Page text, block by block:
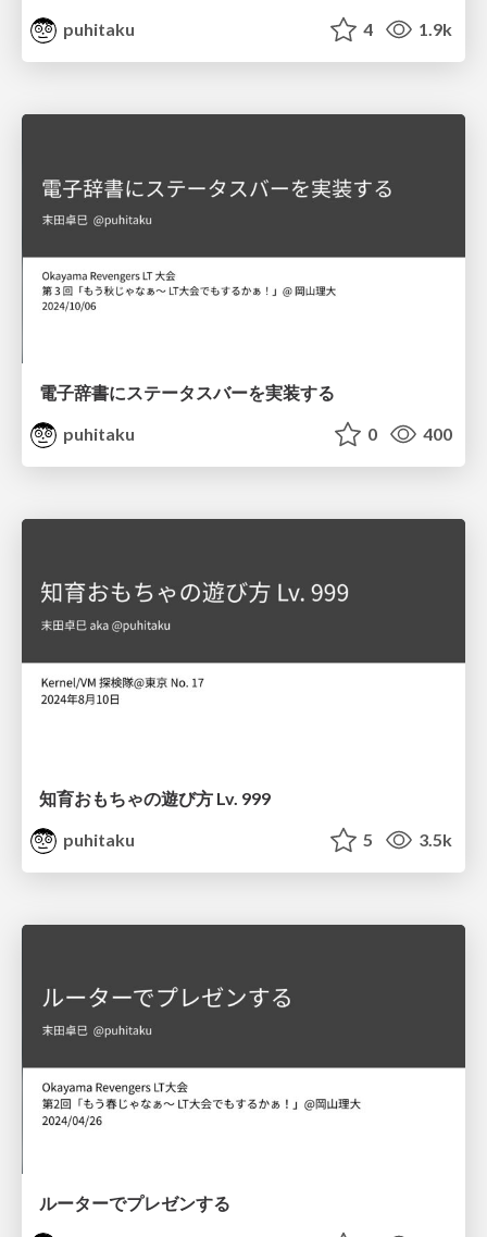
puhitaku
4 1.9k
電子辞書にステータスバーを実装する
puhitaku
0 400
知育おもちゃの遊び方 Lv. 999
puhitaku
5 3.5k
ルーターでプレゼンする